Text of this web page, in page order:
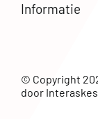
Informatie
© Copyright
door